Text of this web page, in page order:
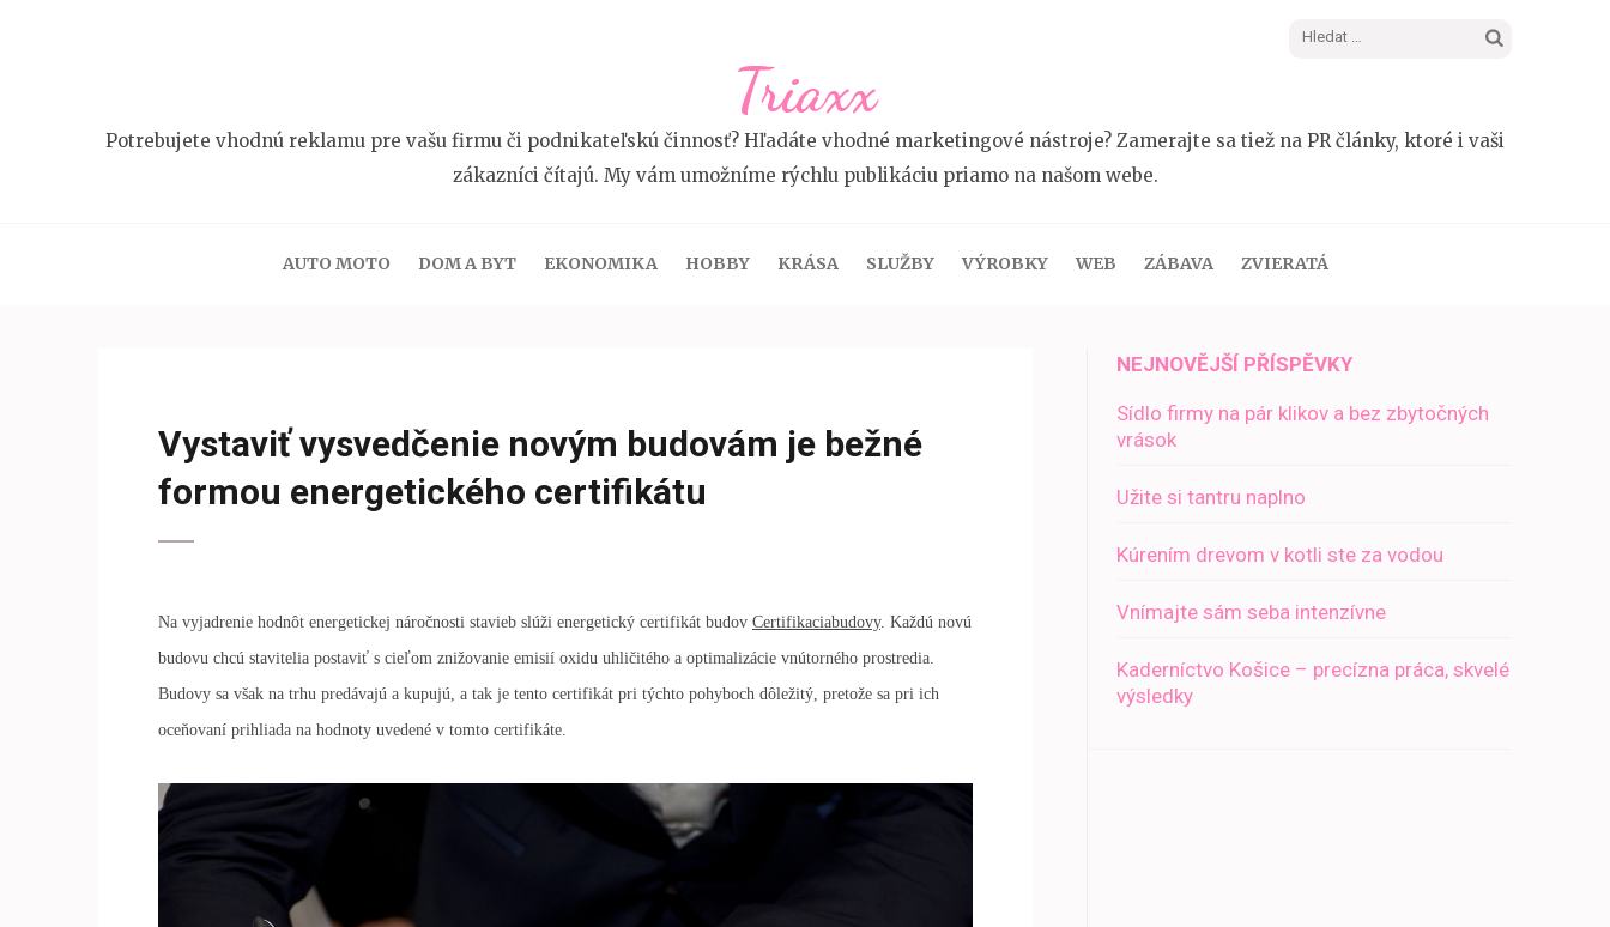
Vyhledávání
Triaxx
Potrebujete vhodnú reklamu pre vašu firmu či podnikateľskú činnosť? Hľadáte vhodné marketingové nástroje? Zamerajte sa tiež na PR články, ktoré i vaši
zákazníci čítajú. My vám umožníme rýchlu publikáciu priamo na našom webe.
AUTO MOTO DOM A BYT EKONOMIKA HOBBY KRÁSA SLUŽBY VÝROBKY WEB ZÁBAVA ZVIERATÁ
Vystaviť vysvedčenie novým budovám je bežné
formou energetického certifikátu
Na vyjadrenie hodnôt energetickej náročnosti stavieb slúži energetický certifikát budov Certifikaciabudovy. Každú novú
budovu chcú stavitelia postaviť s cieľom znižovanie emisií oxidu uhličitého a optimalizácie vnútorného prostredia.
Budovy sa však na trhu predávajú a kupujú, a tak je tento certifikát pri týchto pohyboch dôležitý, pretože sa pri ich
oceňovaní prihliada na hodnoty uvedené v tomto certifikáte.
NEJNOVĚJŠÍ PŘÍSPĚVKY
Sídlo firmy na pár klikov a bez zbytočných
vrások
Užite si tantru naplno
Kúrením drevom v kotli ste za vodou
Vnímajte sám seba intenzívne
Kaderníctvo Košice – precízna práca, skvelé
výsledky